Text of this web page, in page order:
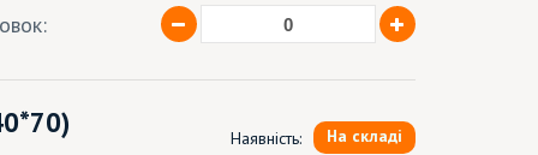
Наявність: На складі